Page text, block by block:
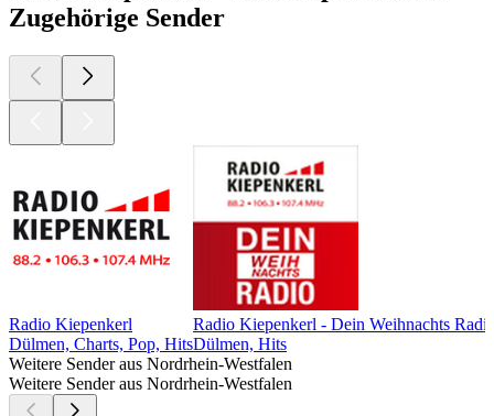
Zugehörige Sender
Radio Kiepenkerl
Dülmen, Charts, Pop, Hits
Radio Kiepenkerl - Dein Weihnachts
Dülmen, Hits
Weitere Sender aus Nordrhein-Westfalen
Weitere Sender aus Nordrhein-Westfalen